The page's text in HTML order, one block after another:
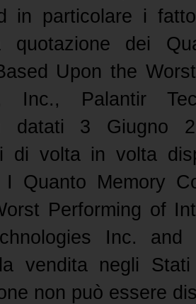
in particolare i
quotazione dei
Upon the
Inc., Palantir
datati 3 Giugno
di volta in volta
I Quanto Memory
Performing of
Inc.
vendita negli
non può essere